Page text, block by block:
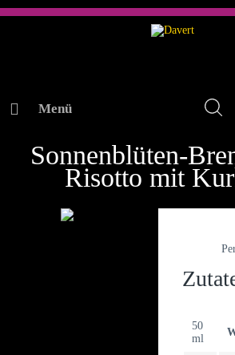
Menü
REZEPTE
Sonnenblüten-
Risotto mit
50
ml